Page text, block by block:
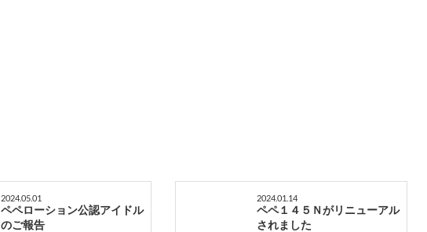
2024.05.01
ペペローション公認アイドル
のご報告
2024.01.14
ペペ１４５Ｎがリニューアル
されました